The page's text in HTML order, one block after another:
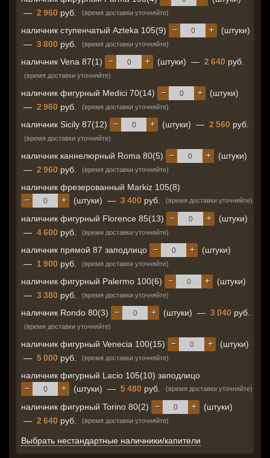
— 2 960 руб. (время доставки уточняйте)
наличник ступенчатый Azteka 105(9) +
−
(штуки)
— 3 800 руб. (время доставки уточняйте)
наличник Vena 87(1) +
− (штуки) — 2 640 руб.
(время доставки уточняйте)
наличник фигурный Medici 70(14) +
−
(штуки)
— 2 960 руб. (время доставки уточняйте)
наличник Sicily 87(12) +
− (штуки) — 2 560 руб.
(время доставки уточняйте)
наличник каннелюрный Roma 80(5) +
−
(штуки)
— 2 960 руб. (время доставки уточняйте)
наличник фрезерованный Markiz 105(8)
+
− (штуки) — 3 400 руб. (время доставки уточняйте)
наличник фигурный Florence 85(13) +
−
(штуки)
— 4 600 руб. (время доставки уточняйте)
наличник прямой 87 заподлицо +
−
(штуки)
— 1 900 руб. (время доставки уточняйте)
наличник фигурный Palermo 100(6) +
−
(штуки)
— 3 380 руб. (время доставки уточняйте)
наличник Rondo 80(3) +
− (штуки) — 3 040 руб.
(время доставки уточняйте)
наличник фигурный Venecia 100(15) +
−
(штуки)
— 5 000 руб. (время доставки уточняйте)
наличник фигурный Lacio 105(10) заподлицо
+
− (штуки) — 5 480 руб. (время доставки уточняйте)
наличник фигурный Torino 80(2) +
−
(штуки)
— 2 640 руб. (время доставки уточняйте)
Выбрать нестандартные наличники/капители